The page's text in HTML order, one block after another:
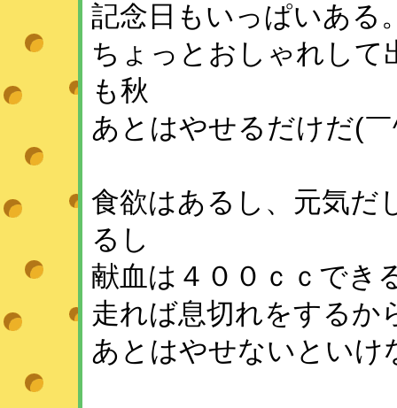
記念日もいっぱいある
ちょっとおしゃれして
も秋
あとはやせるだけだ(
食欲はあるし、元気だ
るし
献血は４００ｃｃでき
走れば息切れをするか
あとはやせないといけ